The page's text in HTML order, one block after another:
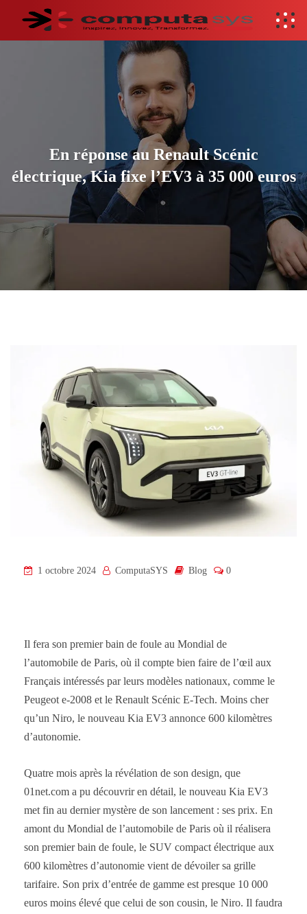
En réponse au Renault Scénic
électrique, Kia fixe l’EV3 à 35 000 euros
1 octobre 2024 ComputaSYS Blog 0
Il fera son premier bain de foule au Mondial de
l’automobile de Paris, où il compte bien faire de l’œil aux
Français intéressés par leurs modèles nationaux, comme le
Peugeot e-2008 et le Renault Scénic E-Tech. Moins cher
qu’un Niro, le nouveau Kia EV3 annonce 600 kilomètres
d’autonomie.
Quatre mois après la révélation de son design, que
01net.com a pu découvrir en détail, le nouveau Kia EV3
met fin au dernier mystère de son lancement : ses prix. En
amont du Mondial de l’automobile de Paris où il réalisera
son premier bain de foule, le SUV compact électrique aux
600 kilomètres d’autonomie vient de dévoiler sa grille
tarifaire. Son prix d’entrée de gamme est presque 10 000
euros moins élevé que celui de son cousin, le Niro. Il faudra